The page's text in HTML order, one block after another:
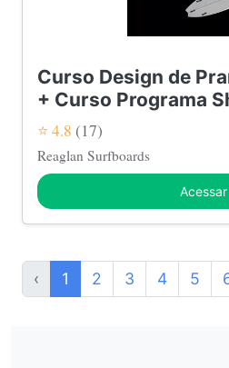
Curso Design de
+ Curso Programa
⭐ 4.8 (17)
Reaglan Surfboards
Acessar
‹ 1 2 3 4 5